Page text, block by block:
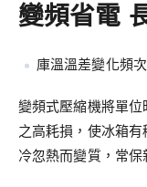
變頻省電
庫溫溫差變化頻
變頻式壓縮機將單
之高耗損，使冰箱
冷忽熱而變質，常保